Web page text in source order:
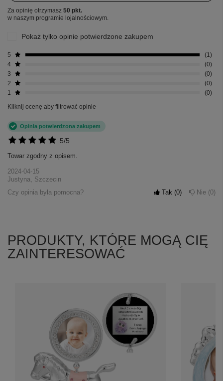
Za opinię otrzymasz 50 pkt.
w naszym programie lojalnościowym.
Pokaż tylko opinie potwierdzone zakupem
5
1
4
0
3
0
2
0
1
0
Kliknij ocenę aby filtrować opinie
5/5
Opinia potwierdzona zakupem
Towar zgodny z opisem.
2024-04-15
Justyna, Szczecin
Czy opinia była pomocna?
Tak 0 Nie 0
PRODUKTY, KTÓRE MOGĄ CIĘ
ZAINTERESOWAĆ